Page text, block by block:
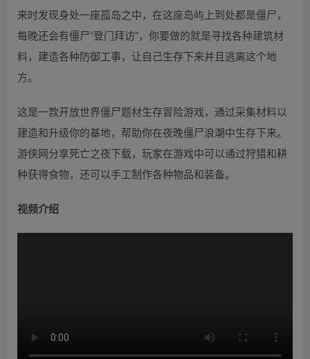
来时发现身处一座孤岛之中，在这座岛屿上到处都是僵尸，
每晚还会有僵尸“登门拜访”，你要做的就是寻找各种建筑材
料，建造各种防御工事，让自己生存下来并且逃离这个地
方。
这是一款开放世界僵尸题材生存冒险游戏，通过采集材料以
建造和升级你的基地，帮助你在夜晚僵尸浪潮中生存下来。
游侠网分享死亡之夜下载，玩家在游戏中可以通过狩猎和耕
种获得食物，还可以手工制作各种物品和装备。
视频介绍